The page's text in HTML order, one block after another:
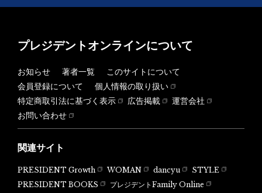
プレジデントオンラインについて
お知らせ 著者一覧
このサイトについて
会員登録について
個人情報の取り扱い
特定商取引法に基づく表示
広告掲載
運営会社
お問い合わせ
関連サイト
PRESIDENT Growth WOMAN dancyu
STYLE
PRESIDENT BOOKS
プレジデントFamily Online